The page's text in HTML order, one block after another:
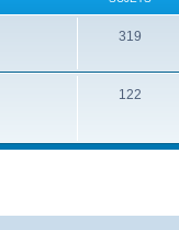
319S
j
t
122S
j